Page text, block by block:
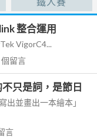
整合運用
VigorC4...
個留言
只是詞，是節日
出並畫出一本繪本」
言